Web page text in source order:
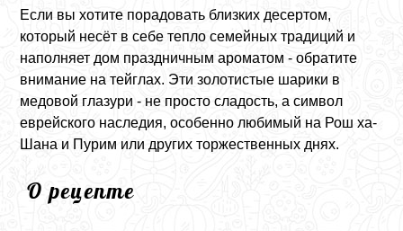
Если вы хотите порадовать близких десертом,
который несёт в себе тепло семейных традиций и
наполняет дом праздничным ароматом - обратите
внимание на тейглах. Эти золотистые шарики в
медовой глазури - не просто сладость, а символ
еврейского наследия, особенно любимый на Рош ха-
Шана и Пурим или других торжественных днях.
О рецепте